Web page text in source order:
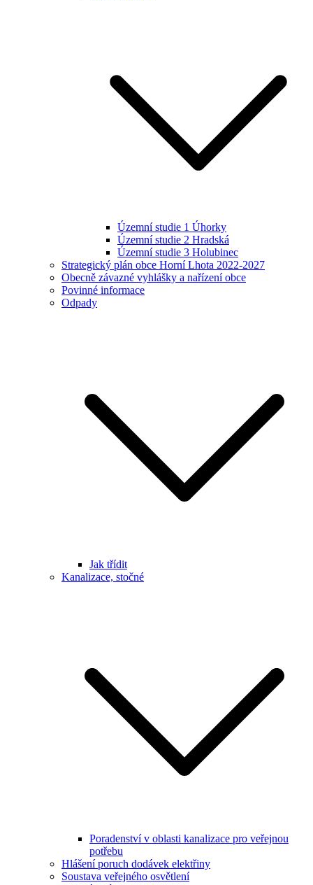
Územní studie 1 Úhorky
Územní studie 2 Hradská
Územní studie 3 Holubinec
Strategický plán obce Horní Lhota 2022-2027
Obecně závazné vyhlášky a nařízení obce
Povinné informace
Odpady
Jak třídit
Kanalizace, stočné
Poradenství v oblasti kanalizace pro veřejnou
potřebu
Hlášení poruch dodávek elektřiny
Soustava veřejného osvětlení